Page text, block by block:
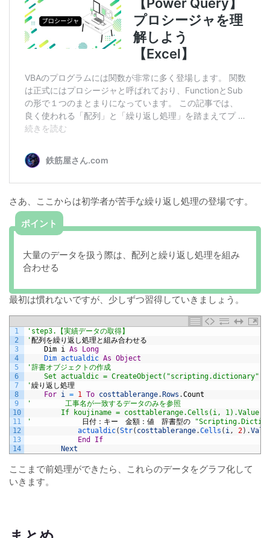
さあ、ここからは初学者が苦手な繰り返し処理の登場です。
ポイント
大量のデータを扱う際は、配列と繰り返し処理を組み
合わせる
最初は慣れないですが、少しずつ習得していきましょう。
1
2
3
4
5
6
7
8
9
10
11
12
13
14
'step3.【実績データの取得】
'配列を繰り返し処理と組み合わせる
Dim
i As
Long
Dim actualdic As Object
'辞書オブジェクトの作成
Set actualdic = CreateObject("scripting.dictionary")
'繰り返し処理
For
i = 1 To costtablerange. Rows .Count
'        工事名が一致するデータのみを参照
If koujiname = costtablerange.Cells(i, 1).Value
'
日付：キー　金額：値　辞書型の
actualdic(Str( costtablerange.Cells ( i, 2) .
End
If
Next
ここまで前処理ができたら、これらのデータをグラフ化して
いきます。